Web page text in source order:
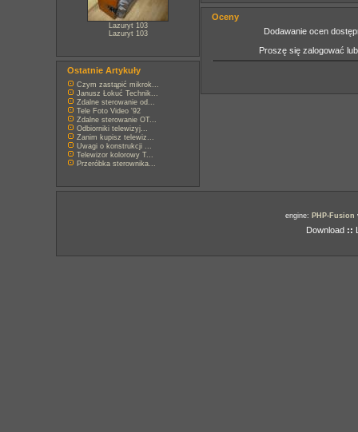
Lazuryt 103
Lazuryt 103
Ostatnie Artykuły
Czym zastąpić mikrok...
Janusz Łokuć Technik...
Zdalne sterowanie od...
Tele Foto Video '92
Zdalne sterowanie OT...
Odbiorniki telewizyj...
Zanim kupisz telewiz...
Uwagi o konstrukcji ...
Telewizor kolorowy T...
Przeróbka sterownika...
Oceny
Dodawanie ocen
Proszę się zalogować
engine: PHP-Fusion
Download ::